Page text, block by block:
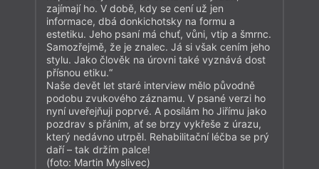
zajímají ho. V době, kdy se cení už jen
informace, dbá donkichotsky na formu a
estetiku. Jeho psaní má chuť, vůni, vtip a šmrnc.
Samozřejmě, že je znalec. Já si však cením jeho
stylu. Jako člověk na úrovni také vyznává dost
přísnou etiku.“
Naše devět let staré interview mělo původně
podobu zvukového záznamu. V psané verzi ho
nyní uveřejňuji poprvé. A posílám ho Jiřímu jako
pozdrav s přáním, ať se brzy vykřeše z úrazu,
který nedávno utrpěl. Rehabilitační léčba se prý
daří – tak držím palce!
(foto: Martin Myslivec)